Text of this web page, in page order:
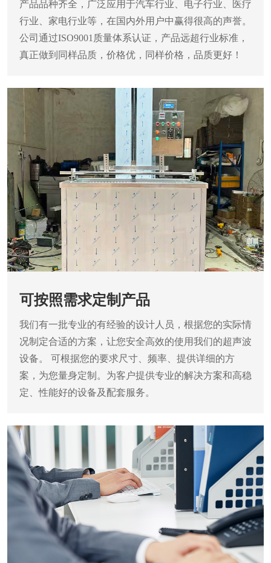
产品品种齐全，广泛应用于汽车行业、电子行业、医疗
行业、家电行业等，在国内外用户中赢得很高的声誉。
公司通过ISO9001质量体系认证，产品远超行业标准，
真正做到同样品质，价格优，同样价格，品质更好！
可按照需求定制产品
我们有一批专业的有经验的设计人员，根据您的实际情
况制定合适的方案，让您安全高效的使用我们的超声波
设备。
可根据您的要求尺寸、频率、提供详细的方
案，为您量身定制。为客户提供专业的解决方案和高稳
定、性能好的设备及配套服务。